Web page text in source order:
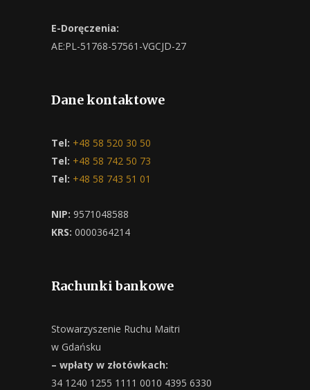
E-Doręczenia:
AE:PL-51768-57561-VGCJD-27
Dane kontaktowe
Tel: +48 58 520 30 50
Tel: +48 58 742 50 73
Tel: +48 58 743 51 01
NIP: 9571048588
KRS: 0000364214
Rachunki bankowe
Stowarzyszenie Ruchu Maitri
w Gdańsku
– wpłaty w złotówkach:
34 1240 1255 1111 0010 4395 6330